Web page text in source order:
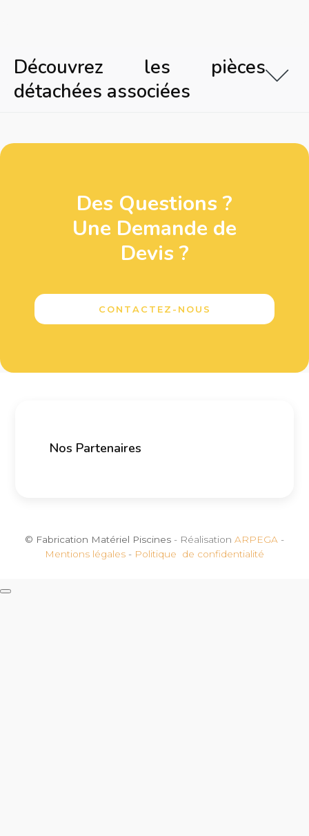
Découvrez les pièces
détachées associées
Des Questions ?
Une Demande de
Devis ?
CONTACTEZ-NOUS
Nos Partenaires
© Fabrication Matériel Piscines - Réalisation ARPEGA -
Mentions légales - Politique de confidentialité